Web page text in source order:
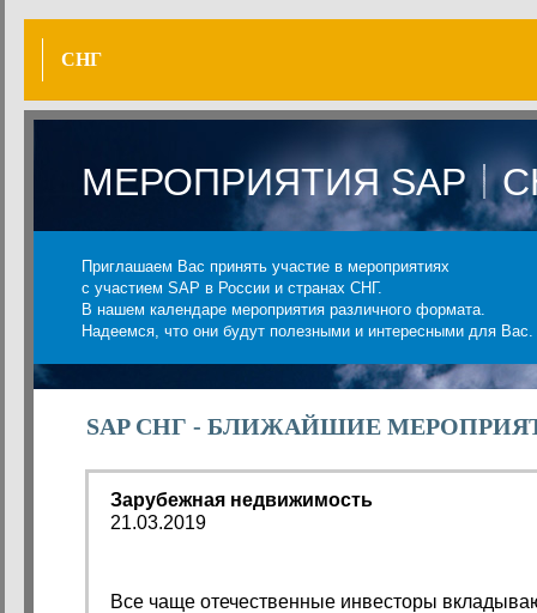
СНГ
МЕРОПРИЯТИЯ SAP
Приглашаем Вас принять участие в мероприятиях
с участием SAP в России и странах СНГ.
В нашем календаре мероприятия различного формата.
Надеемся, что они будут полезными и интересными для Вас.
SAP СНГ - БЛИЖАЙШИЕ
Зарубежная недвижимость
21.03.2019
Все чаще отечественные инвесторы